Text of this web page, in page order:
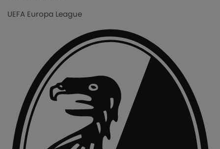
UEFA Europa League